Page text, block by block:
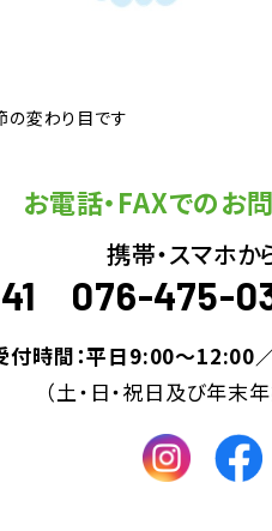
変わり目です
お電話・FAXでのお
携帯・スマホか
076-475-
付時間：平日9:00～12:00
（土・日・祝日及び年末年